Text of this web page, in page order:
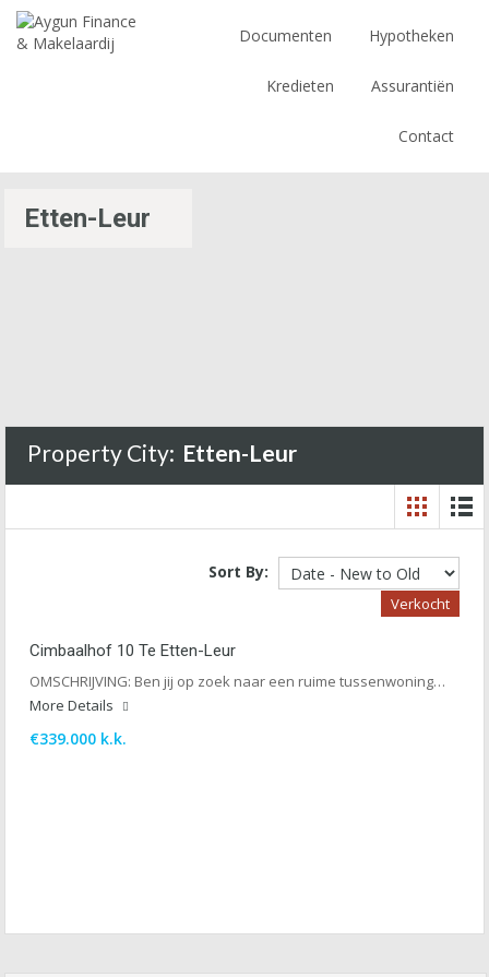
Documenten Hypotheken
Kredieten Assurantiën
Contact
Etten-Leur
Property City: Etten-Leur
Sort By:
Verkocht
Cimbaalhof 10 Te Etten-Leur
OMSCHRIJVING: Ben jij op zoek naar een ruime tussenwoning…
More Details
€339.000 k.k.